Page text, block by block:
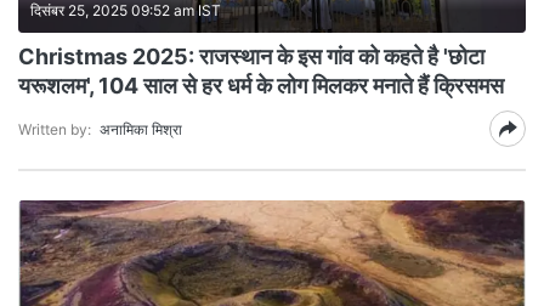
दिसंबर 25, 2025 09:52 am IST
Christmas 2025: राजस्थान के इस गांव को कहते है 'छोटा
यरूशलम', 104 साल से हर धर्म के लोग मिलकर मनाते हैं क्रिसमस
Written by: अनामिका मिश्रा